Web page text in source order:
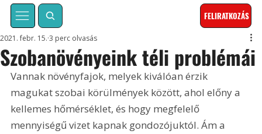
FELIRATKOZÁS
Szobanövényeink téli problémái
2021. febr. 15. 3 perc olvasás
Vannak növényfajok, melyek kiválóan érzik
magukat szobai körülmények között, ahol előny a
kellemes hőmérséklet, és hogy megfelelő
mennyiségű vizet kapnak gondozójuktól. Ám a